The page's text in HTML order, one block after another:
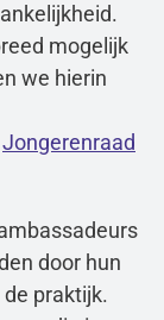
mogelijk
we hierin
Jongerenraad
door hun
praktijk.